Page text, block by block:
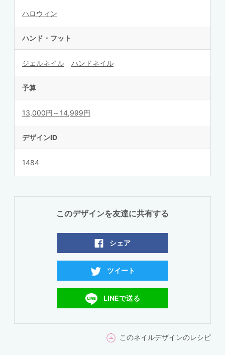
ハロウィン
ハンド・フット
ジェルネイル ハンドネイル
予算
13,000円～14,999円
デザインID
1484
このデザインを友達に共有する
シェア
ツイート
LINEで送る
このネイルデザインのレシピ